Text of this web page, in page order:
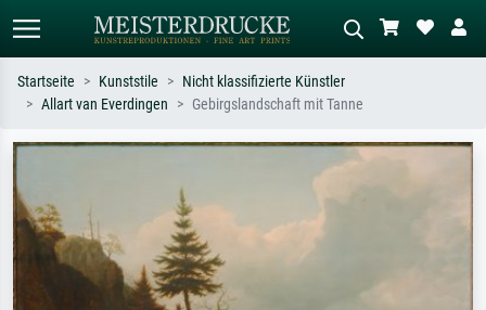
Sternennacht, Impressionismus, Welle
Hokusai, Akt.
Beschreiben Sie die Szene – z.B. Grüne
Wiese, Abstrakt mit viel Rot, Dunkles
Ölgemälde, Stehender Akt neben einem
Startseite Kunststile
Nicht klassifizierte Künstler
Allart van Everdingen
Gebirgslandschaft mit Tanne